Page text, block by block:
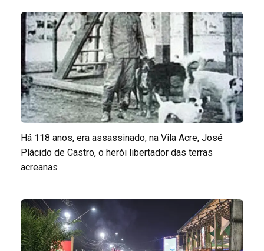
Há 118 anos, era assassinado, na Vila Acre, José
Plácido de Castro, o herói libertador das terras
acreanas